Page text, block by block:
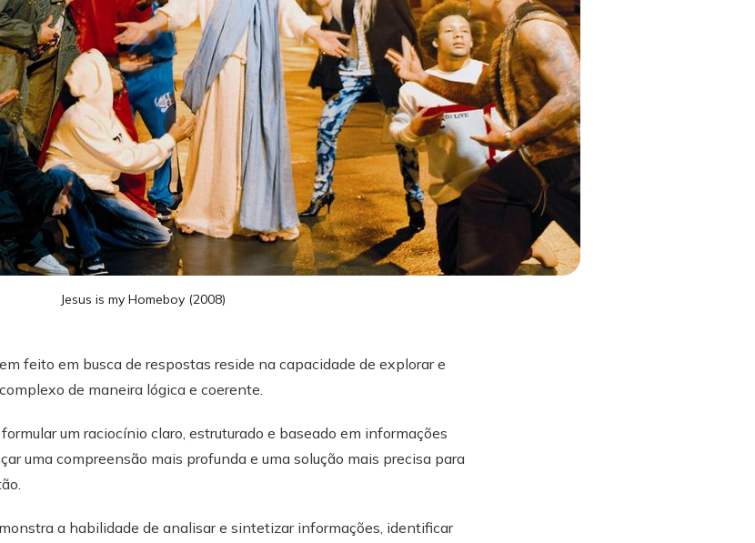
Jesus is my Homeboy (2008)
feito em busca de respostas reside na capacidade de explorar e
de maneira lógica e coerente.
um raciocínio claro, estruturado e baseado em informações
uma compreensão mais profunda e uma solução mais precisa para
a habilidade de analisar e sintetizar informações, identificar